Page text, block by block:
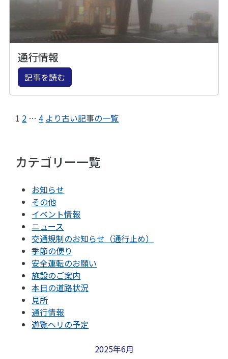
通行情報
記事を読む
1 2 … 4 より古い記事の一覧
カテゴリー一覧
お知らせ
その他
イベント情報
ニュース
交通規制のお知らせ（通行止め）
季節の便り
安全運転のお願い
施設のご案内
本日の道路状況
見所
通行情報
遊覧ヘリの予定
2025年6月